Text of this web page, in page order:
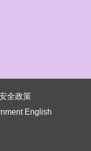
全政策
English